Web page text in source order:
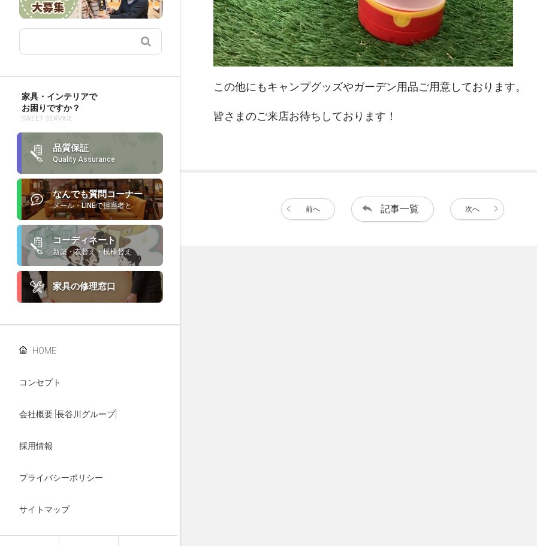
家具・インテリアで
お困りですか？
SWEET SERVICE
品質保証
Quality Assurance
なんでも質問コーナー
メール・LINEで担当者と
コーディネート
新築・衣替え・模様替え
家具の修理窓口
HOME
コンセプト
会社概要 [長谷川グループ]
採用情報
プライバシーポリシー
サイトマップ
この他にもキャンプグッズやガーデン用品ご用意しております。
皆さまのご来店お待ちしております！
前へ 記事一覧 次へ